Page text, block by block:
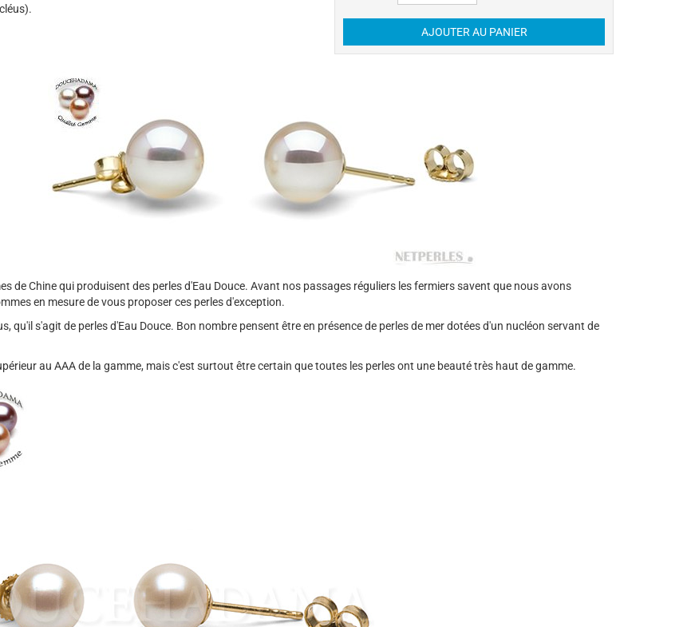
de Chine qui produisent des perles d'Eau Douce. Avant nos passages réguliers les fermiers savent que nous avons
en mesure de vous proposer ces perles d'exception.
qu'il s'agit de perles d'Eau Douce. Bon nombre pensent être en présence de perles de mer dotées d'un nucléon servant de
au AAA de la gamme, mais c'est surtout être certain que toutes les perles ont une beauté très haut de gamme.